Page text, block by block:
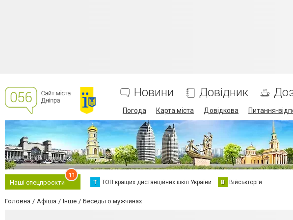
Новини Довідник
Погода Карта міста Довідкова Питання-
Наші спецпроєкти
11
Т ТОП кращих дистанційних шкіл України В Військторги
Головна Афіша Інше Беседы о мужчинах